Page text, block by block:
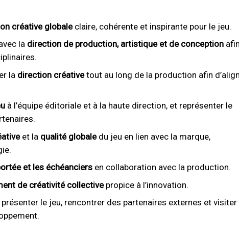
créative globaleclaire, cohérente et inspirante pour le jeu.
la direction de production, artistique et de conceptionafin
la direction créativetout au long de la production afin
à l’équipe éditoriale et à la haute direction, et représenter le
et la qualité globaledu jeu en lien avec la marque,
et les échéanciersen collaboration avec la production.
de créativité collectivepropice à l’innovation.
le jeu, rencontrer des partenaires externes et visiter